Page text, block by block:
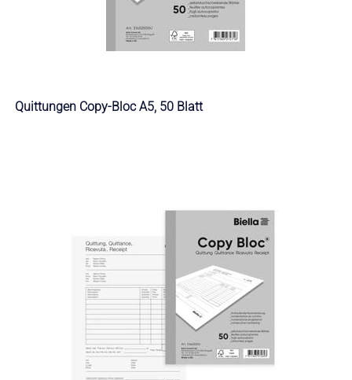
Quittungen Copy-Bloc A5, 50 Blatt